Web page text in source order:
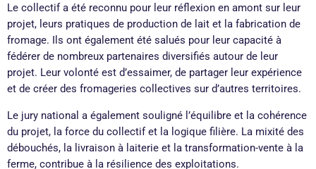
Le collectif a été reconnu pour leur réflexion en amont sur leur
projet, leurs pratiques de production de lait et la fabrication de
fromage. Ils ont également été salués pour leur capacité à
fédérer de nombreux partenaires diversifiés autour de leur
projet. Leur volonté est d’essaimer, de partager leur expérience
et de créer des fromageries collectives sur d’autres territoires.
Le jury national a également souligné l’équilibre et la cohérence
du projet, la force du collectif et la logique filière. La mixité des
débouchés, la livraison à laiterie et la transformation-vente à la
ferme, contribue à la résilience des exploitations.